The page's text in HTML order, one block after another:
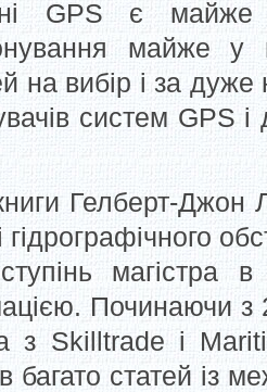
GPS є майже
майже у
на вибір і за
систем GPS
Гелберт-Джон
гідрографічного
магістра в
Починаючи з
з Skilltrade і
багато статей із